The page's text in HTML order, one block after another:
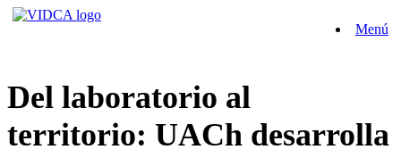
Saltar
Menú
Del laboratorio al
territorio: UACh desarrolla